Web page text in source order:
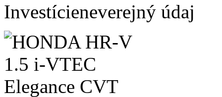
Investícieneverejný údaj